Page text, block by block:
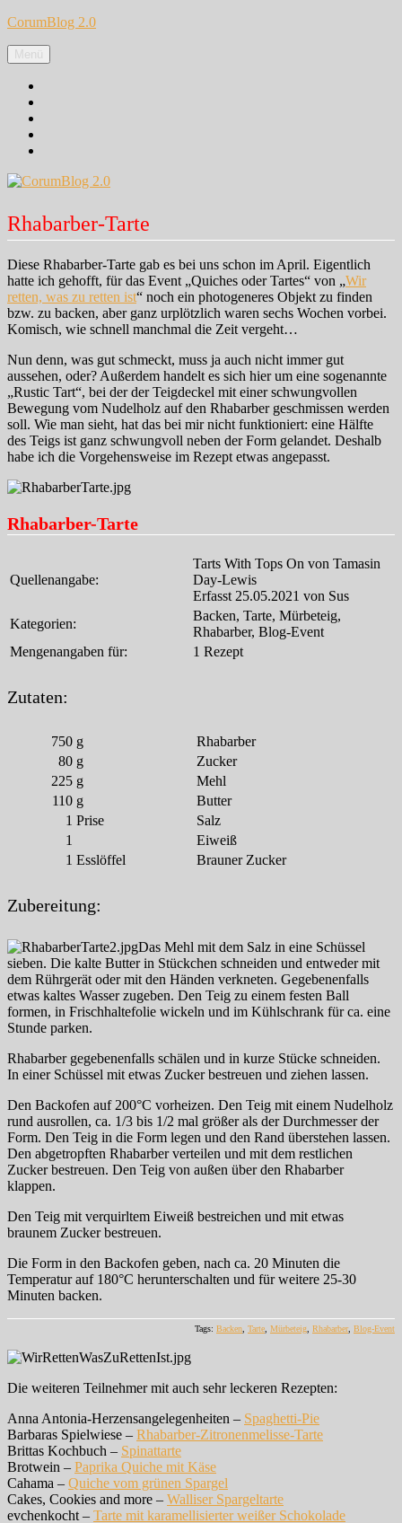
Zum
springen
CorumBlog 2.0
Menü
Rhabarber-Tarte
Diese Rhabarber-Tarte gab es bei uns schon im April. Eigentlich
hatte ich gehofft, für das Event „Quiches oder Tartes“ von „Wir
retten, was zu retten ist“ noch ein photogeneres Objekt zu finden
bzw. zu backen, aber ganz urplötzlich waren sechs Wochen vorbei.
Komisch, wie schnell manchmal die Zeit vergeht…
Nun denn, was gut schmeckt, muss ja auch nicht immer gut
aussehen, oder? Außerdem handelt es sich hier um eine sogenannte
„Rustic Tart“, bei der der Teigdeckel mit einer schwungvollen
Bewegung vom Nudelholz auf den Rhabarber geschmissen werden
soll. Wie man sieht, hat das bei mir nicht funktioniert: eine Hälfte
des Teigs ist ganz schwungvoll neben der Form gelandet. Deshalb
habe ich die Vorgehensweise im Rezept etwas angepasst.
Rhabarber-Tarte
Quellenangabe:
Tarts With Tops On von Tamasin
Day-Lewis
Erfasst 25.05.2021 von Sus
Kategorien:
Backen, Tarte, Mürbeteig,
Rhabarber, Blog-Event
Mengenangaben für:
1 Rezept
Zutaten:
750 g
Rhabarber
80 g
Zucker
225 g
Mehl
110 g
Butter
1 Prise
Salz
1
Eiweiß
1 Esslöffel Brauner Zucker
Zubereitung:
Das Mehl mit dem Salz in eine Schüssel
sieben. Die kalte Butter in Stückchen schneiden und entweder mit
dem Rührgerät oder mit den Händen verkneten. Gegebenenfalls
etwas kaltes Wasser zugeben. Den Teig zu einem festen Ball
formen, in Frischhaltefolie wickeln und im Kühlschrank für ca. eine
Stunde parken.
Rhabarber gegebenenfalls schälen und in kurze Stücke schneiden.
In einer Schüssel mit etwas Zucker bestreuen und ziehen lassen.
Den Backofen auf 200°C vorheizen. Den Teig mit einem Nudelholz
rund ausrollen, ca. 1/3 bis 1/2 mal größer als der Durchmesser der
Form. Den Teig in die Form legen und den Rand überstehen lassen.
Den abgetropften Rhabarber verteilen und mit dem restlichen
Zucker bestreuen. Den Teig von außen über den Rhabarber
klappen.
Den Teig mit verquirltem Eiweiß bestreichen und mit etwas
braunem Zucker bestreuen.
Die Form in den Backofen geben, nach ca. 20 Minuten die
Temperatur auf 180°C herunterschalten und für weitere 25-30
Minuten backen.
Tags: Backen, Tarte, Mürbeteig, Rhabarber, Blog-Event
Die weiteren Teilnehmer mit auch sehr leckeren Rezepten:
Anna Antonia-Herzensangelegenheiten – Spaghetti-Pie
Barbaras Spielwiese – Rhabarber-Zitronenmelisse-Tarte
Brittas Kochbuch – Spinattarte
Brotwein – Paprika Quiche mit Käse
Cahama – Quiche vom grünen Spargel
Cakes, Cookies and more – Walliser Spargeltarte
evchenkocht – Tarte mit karamellisierter weißer Schokolade